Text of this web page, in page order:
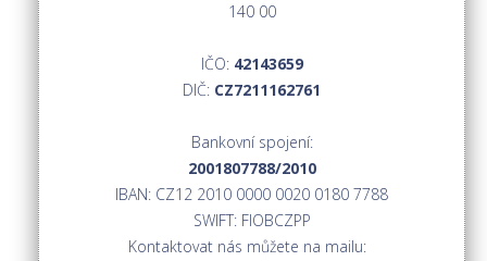
140 00
IČO: 42143659
DIČ: CZ7211162761
Bankovní spojení:
2001807788/2010
IBAN: CZ12 2010 0000 0020 0180 7788
SWIFT: FIOBCZPP
Kontaktovat nás můžete na mailu: